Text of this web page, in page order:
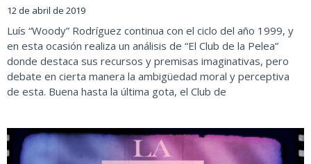
12 de abril de 2019
Luís “Woody” Rodríguez continua con el ciclo del año 1999, y
en esta ocasión realiza un análisis de “El Club de la Pelea”
donde destaca sus recursos y premisas imaginativas, pero
debate en cierta manera la ambigüedad moral y perceptiva
de esta. Buena hasta la última gota, el Club de